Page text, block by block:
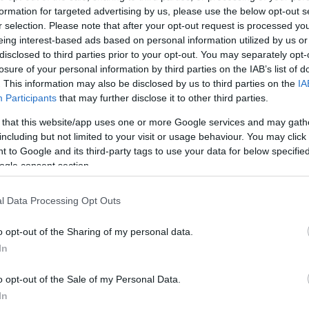
for targeted advertising by us, please use the below opt-out
selection. Please note that after your opt-out request is processed
interest-based ads based on personal information utilized by us
to third parties prior to your opt-out. You may separately
of your personal information by third parties on the IAB’s list of
This information may also be disclosed by us to third parties on the
Participants that may further disclose it to other third parties.
that this website/app uses one or more Google services and may
but not limited to your visit or usage behaviour. You may
to Google and its third-party tags to use your data for below
consent section.
Data Processing Opt Outs
opt-out of the Sharing of my personal data.
opt-out of the Sale of my Personal Data.
Στέιτ
τους,
Ντάλας
NBA,